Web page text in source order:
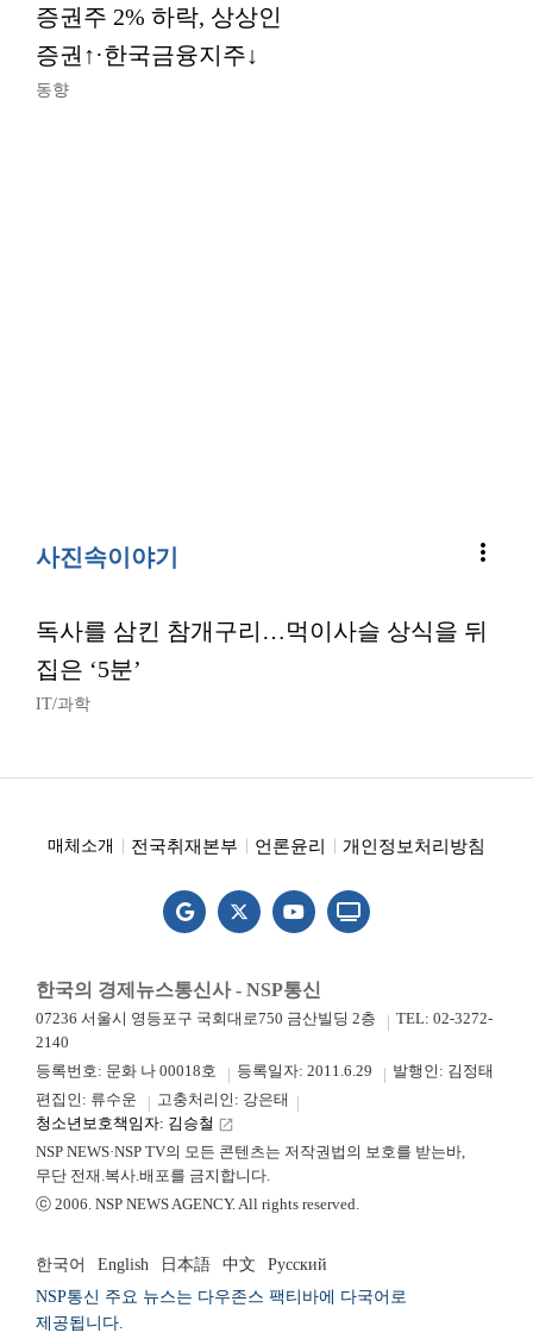
증권주 2% 하락, 상상인
증권↑·한국금융지주↓
동향
사진속이야기 more_vert
독사를 삼킨 참개구리…먹이사슬 상식을 뒤
집은 ‘5분’
IT/과학
매체소개 전국취재본부 언론윤리 개인정보처리방침
한국의 경제뉴스통신사 - NSP통신
07236 서울시 영등포구 국회대로750 금산빌딩 2층
TEL: 02-3272-
2140
등록번호: 문화 나 00018호
등록일자: 2011.6.29
발행인: 김정태
편집인: 류수운
고충처리인: 강은태
청소년보호책임자: 김승철 launch
NSP NEWS·NSP TV의 모든 콘텐츠는 저작권법의 보호를 받는바,
무단 전재.복사.배포를 금지합니다.
ⓒ 2006. NSP NEWS AGENCY. All rights reserved.
한국어 English 日本語 中文
Русский
NSP통신 주요 뉴스는 다우존스 팩티바에 다국어로
제공됩니다.